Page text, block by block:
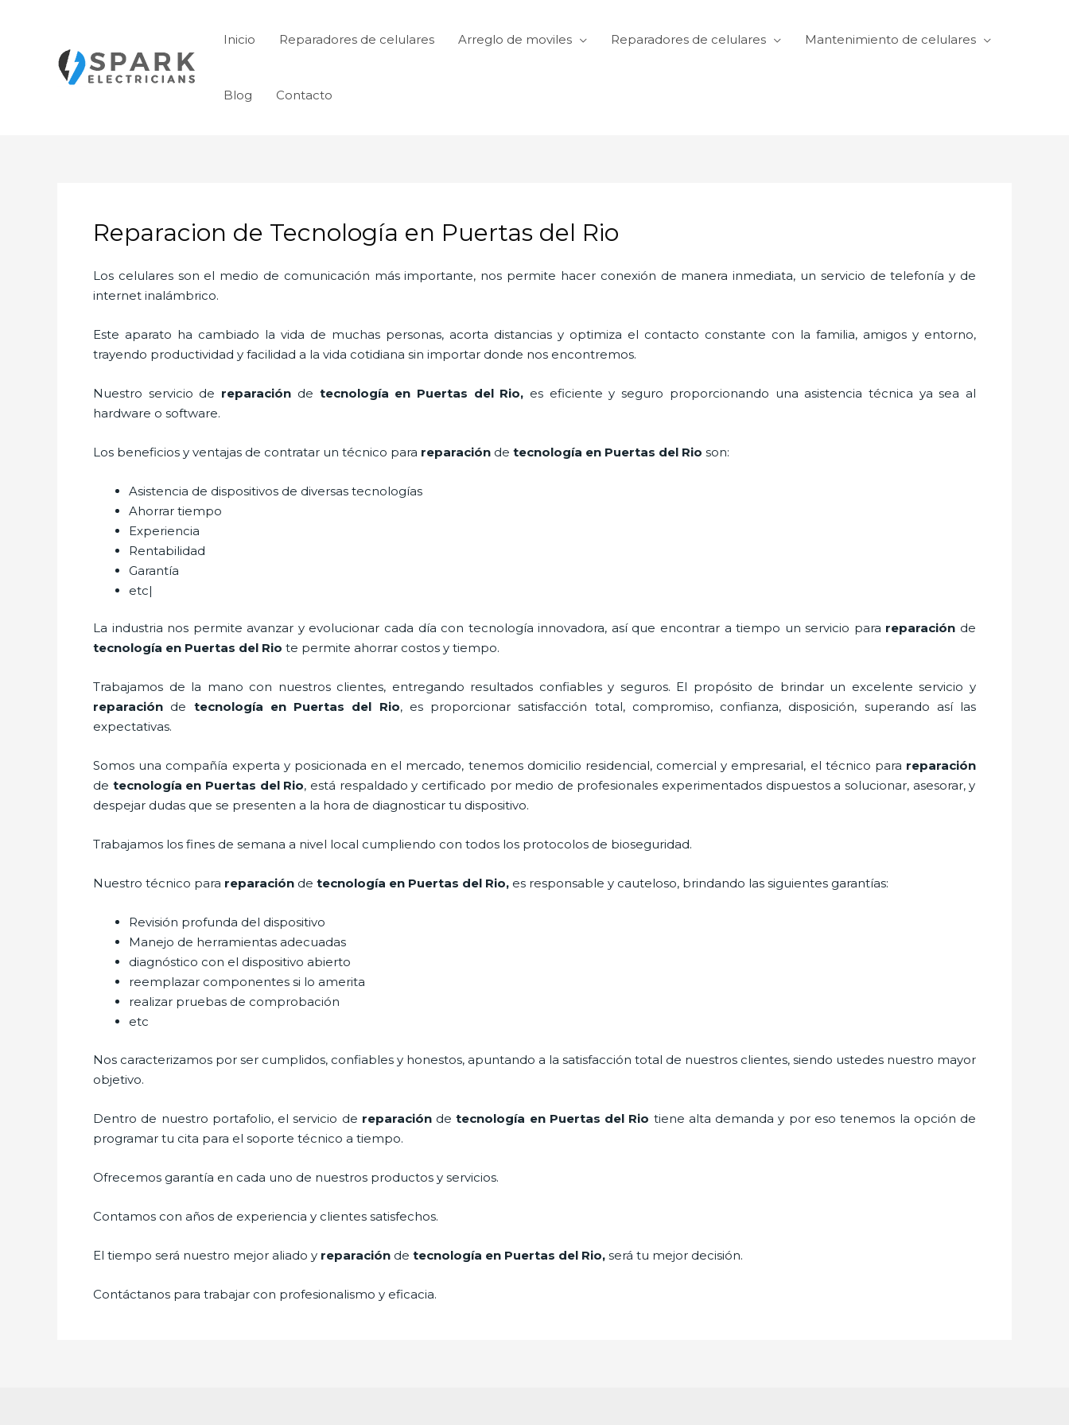
Inicio Reparadores de celulares Arreglo de moviles Reparadores de celulares Mantenimiento de celulares
Blog Contacto
Reparacion de Tecnología en Puertas del Rio
Los celulares son el medio de comunicación más importante, nos permite hacer conexión de manera inmediata, un servicio de telefonía y de
internet inalámbrico.
Este aparato ha cambiado la vida de muchas personas, acorta distancias y optimiza el contacto constante con la familia, amigos y entorno,
trayendo productividad y facilidad a la vida cotidiana sin importar donde nos encontremos.
Nuestro servicio de reparación de tecnología en Puertas del Rio, es eficiente y seguro proporcionando una asistencia técnica ya sea al
hardware o software.
Los beneficios y ventajas de contratar un técnico para reparación de tecnología en Puertas del Rio son:
Asistencia de dispositivos de diversas tecnologías
Ahorrar tiempo
Experiencia
Rentabilidad
Garantía
etc|
La industria nos permite avanzar y evolucionar cada día con tecnología innovadora, así que encontrar a tiempo un servicio para reparación de
tecnología en Puertas del Rio te permite ahorrar costos y tiempo.
Trabajamos de la mano con nuestros clientes, entregando resultados confiables y seguros. El propósito de brindar un excelente servicio y
reparación de tecnología en Puertas del Rio, es proporcionar satisfacción total, compromiso, confianza, disposición, superando así las
expectativas.
Somos una compañía experta y posicionada en el mercado, tenemos domicilio residencial, comercial y empresarial, el técnico para reparación
de tecnología en Puertas del Rio, está respaldado y certificado por medio de profesionales experimentados dispuestos a solucionar, asesorar, y
despejar dudas que se presenten a la hora de diagnosticar tu dispositivo.
Trabajamos los fines de semana a nivel local cumpliendo con todos los protocolos de bioseguridad.
Nuestro técnico para reparación de tecnología en Puertas del Rio, es responsable y cauteloso, brindando las siguientes garantías:
Revisión profunda del dispositivo
Manejo de herramientas adecuadas
diagnóstico con el dispositivo abierto
reemplazar componentes si lo amerita
realizar pruebas de comprobación
etc
Nos caracterizamos por ser cumplidos, confiables y honestos, apuntando a la satisfacción total de nuestros clientes, siendo ustedes nuestro mayor
objetivo.
Dentro de nuestro portafolio, el servicio de reparacióndetecnología en Puertas del Rio tiene alta demanda y por eso tenemos la opción de
programar tu cita para el soporte técnico a tiempo.
Ofrecemos garantía en cada uno de nuestros productos y servicios.
Contamos con años de experiencia y clientes satisfechos.
El tiempo será nuestro mejor aliado y reparación de tecnología en Puertas del Rio, será tu mejor decisión.
Contáctanos para trabajar con profesionalismo y eficacia.